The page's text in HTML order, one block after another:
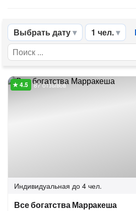
Выбрать дату 1 чел.
87 отзывов
Индивидуальная до 4 чел.
Все богатства Марракеша